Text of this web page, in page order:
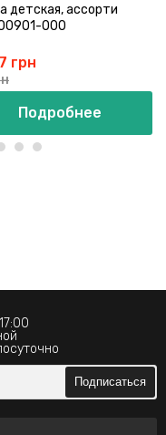
детская, ассорти
000
грн
Подробнее
Подписаться